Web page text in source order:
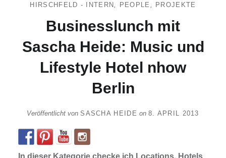
HIRSCHFELD - INTERN PEOPLE PROJEKTE
Businesslunch mit
Sascha Heide: Music und
Lifestyle Hotel nhow
Berlin
Veröffentlicht vonSASCHA HEIDE on 8. APRIL 2013